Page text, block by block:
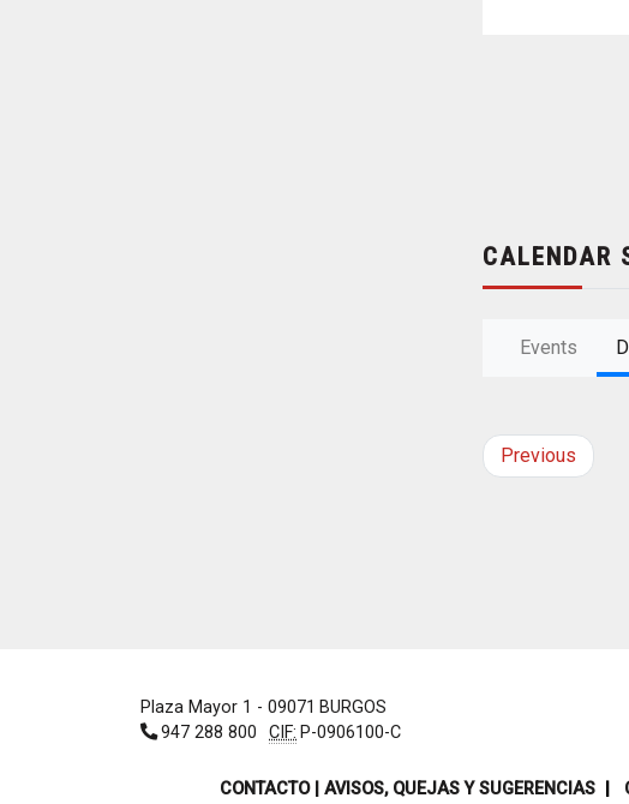
CALENDAR
Events
Previous
Plaza Mayor 1 - 09071 BURGOS
947 288 800
CIF: P-0906100-C
CONTACTO | AVISOS, QUEJAS Y SUGERENCIAS